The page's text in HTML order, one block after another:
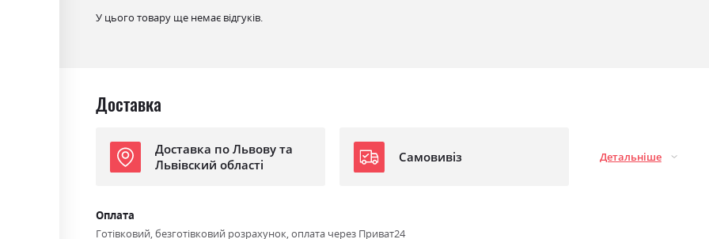
У цього товару ще немає відгуків.
Доставка
Доставка по Львову та
Львівский області
Самовивіз Детальніше
Оплата
Готівковий, безготівковий розрахунок, оплата через Приват24